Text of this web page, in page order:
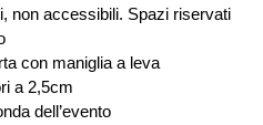
non accessibili. Spazi riservati
con maniglia a leva
a 2,5cm
dell’evento